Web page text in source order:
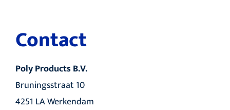
Contact
Poly Products B.V.
Bruningsstraat 10
4251 LA Werkendam